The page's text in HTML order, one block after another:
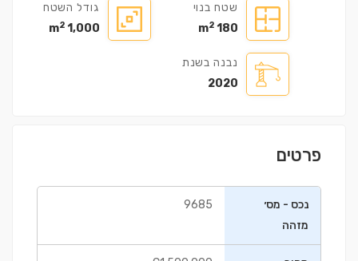
שטח בנוי
180 m
2
גודל השטח
1,000 m
2
נבנה בשנת
2020
פרטים
נכס - מס׳
מזהה
9685